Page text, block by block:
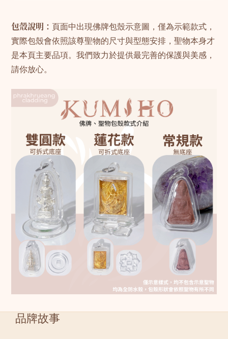
包殼說明： 頁面中出現佛牌包殼示意圖，僅為示範款式，
實際包殼會依照該尊聖物的尺寸與型態安排，聖物本身才
是本頁主要品項。我們致力於提供最完善的保護與美感，
請你放心。
品牌故事